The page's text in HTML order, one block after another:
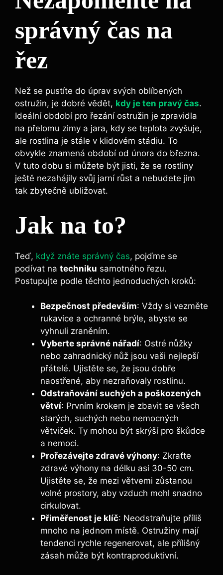
správný čas na
řez
Než se pustíte do úprav svých oblíbených
ostružin, je dobré vědět, kdy je ten pravý čas.
Ideální období pro řezání ostružin je zpravidla
na přelomu zimy a jara, kdy se teplota zvyšuje,
ale rostlina je stále v klidovém stádiu. To
obvykle znamená období od února do března.
V tuto dobu si můžete být jisti, že se rostliny
ještě nezahájily svůj jarní růst a nebudete jim
tak zbytečně ubližovat.
Jak na to?
Teď, když znáte správný čas, pojďme se
podívat na techniku samotného řezu.
Postupujte podle těchto jednoduchých kroků:
Bezpečnost především: Vždy si vezměte
rukavice a ochranné brýle, abyste se
vyhnuli zraněním.
Vyberte správné nářadí: Ostré nůžky
nebo zahradnický nůž jsou vaši nejlepší
přátelé. Ujistěte se, že jsou dobře
naostřené, aby nezraňovaly rostlinu.
Odstraňování suchých a poškozených
větví: Prvním krokem je zbavit se všech
starých, suchých nebo nemocných
větviček. Ty mohou být skrýší pro škůdce
a nemoci.
Prořezávejte zdravé výhony: Zkraťte
zdravé výhony na délku asi 30-50 cm.
Ujistěte se, že mezi větvemi zůstanou
volné prostory, aby vzduch mohl snadno
cirkulovat.
Přiměřenost je klíč: Neodstraňujte příliš
mnoho na jednom místě. Ostružiny mají
tendenci rychle regenerovat, ale přílišný
zásah může být kontraproduktivní.